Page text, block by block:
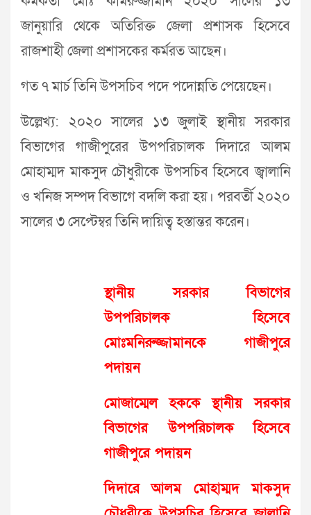
জানুয়ারি থেকে অতিরিক্ত জেলা প্রশাসক হিসেবে
রাজশাহী জেলা প্রশাসকের কর্মরত আছেন।
গত ৭ মার্চ তিনি উপসচিব পদে পদোন্নতি পেয়েছেন।
উল্লেখ্য: ২০২০ সালের ১৩ জুলাই স্থানীয় সরকার
বিভাগের গাজীপুরের উপপরিচালক দিদারে আলম
মোহাম্মদ মাকসুদ চৌধুরীকে উপসচিব হিসেবে জ্বালানি
ও খনিজ সম্পদ বিভাগে বদলি করা হয়। পরবর্তী ২০২০
সালের ৩ সেপ্টেম্বর তিনি দায়িত্ব হস্তান্তর করেন।
স্থানীয় সরকার বিভাগের
উপপরিচালক হিসেবে
মোঃমনিরুজ্জামানকে গাজীপুরে
পদায়ন
মোজাম্মেল হককে স্থানীয় সরকার
বিভাগের উপপরিচালক হিসেবে
গাজীপুরে পদায়ন
দিদারে আলম মোহাম্মদ মাকসুদ